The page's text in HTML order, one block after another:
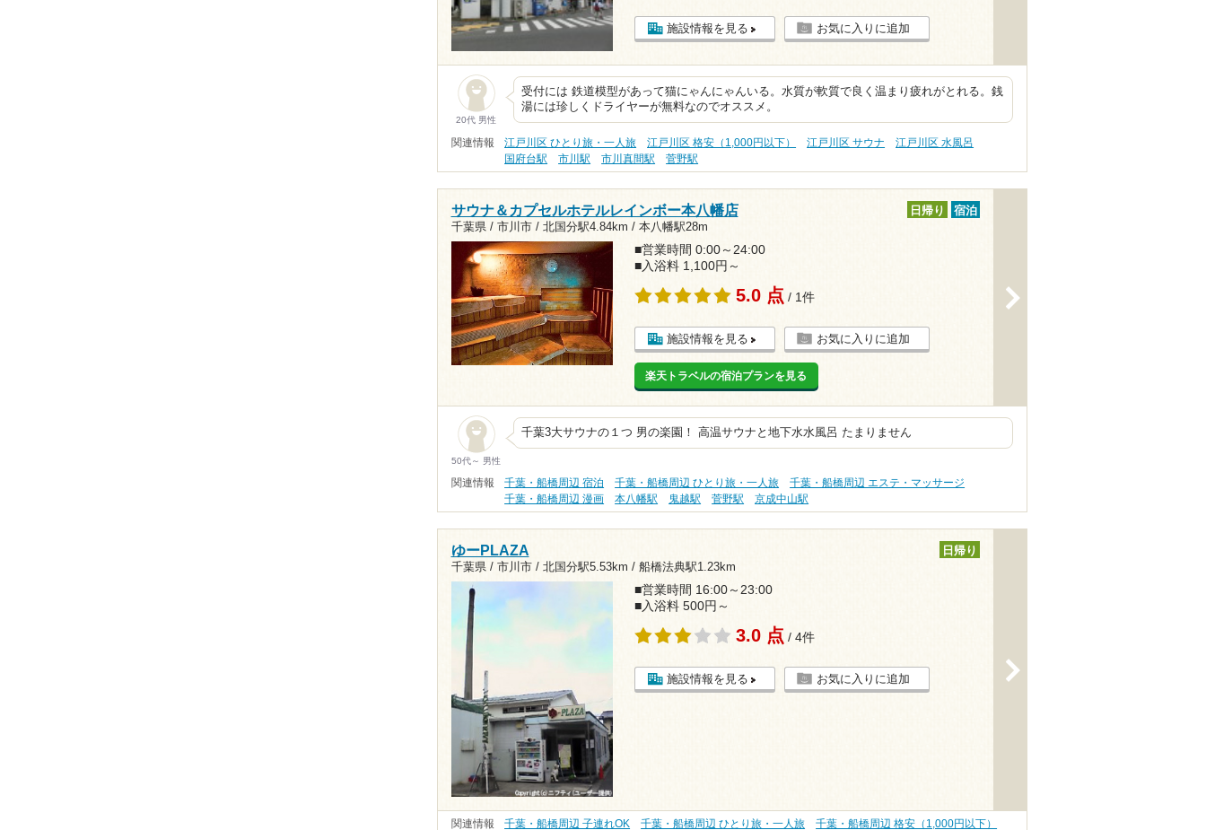
施設情報を見る お気に入りに追加
20代 男性
受付には 鉄道模型があって猫にゃんにゃんいる。水質が軟質で良く温まり疲れがとれる。銭
湯には珍しくドライヤーが無料なのでオススメ。
関連情報 江戸川区 ひとり旅・一人旅 江戸川区 格安（1,000円以下） 江戸川区 サウナ
江戸川区 水風呂
国府台駅
市川駅 市川真間駅 菅野駅
サウナ＆カプセルホテルレインボー本八幡店
千葉県 / 市川市 / 北国分駅4.84km / 本八幡駅28m
日帰り 宿泊
■営業時間 0:00～24:00
■入浴料 1,100円～
5.0 点 / 1件
施設情報を見る お気に入りに追加
楽天トラベルの宿泊プランを見る
50代～ 男性
千葉3大サウナの１つ 男の楽園！ 高温サウナと地下水水風呂 たまりません
関連情報 千葉・船橋周辺 宿泊 千葉・船橋周辺 ひとり旅・一人旅
千葉・船橋周辺 エステ・マッサージ
千葉・船橋周辺 漫画
本八幡駅 鬼越駅 菅野駅 京成中山駅
ゆーPLAZA
千葉県 / 市川市 / 北国分駅5.53km / 船橋法典駅1.23km
日帰り
■営業時間 16:00～23:00
■入浴料 500円～
3.0 点 / 4件
施設情報を見る お気に入りに追加
関連情報 千葉・船橋周辺 子連れOK 千葉・船橋周辺 ひとり旅・一人旅 千葉・船橋周辺 格安（1,000円以下）